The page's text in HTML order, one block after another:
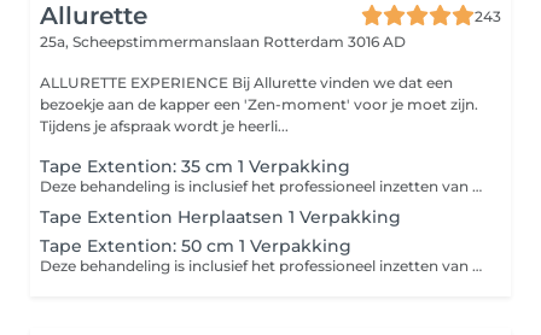
Allurette
243
25a, Scheepstimmermanslaan Rotterdam 3016 AD
ALLURETTE EXPERIENCE Bij Allurette vinden we dat een
bezoekje aan de kapper een 'Zen-moment' voor je moet zijn.
Tijdens je afspraak wordt je heerli...
Tape Extention: 35 cm 1 Verpakking
Deze behandeling is inclusief het professioneel inzetten van de BHBD tape-extensions, knippen, styling en advies. De prijs is per verpakking. Gemiddeld zijn 2 tot 4 verpakkingen nodig voor het gewenste resultaat. Tijdens de intake bepalen we samen wat jouw haar nodig heeft. Wij werken uitsluitend met BHBD, een hoogwaardig merk van natuurlijk haar. Tape-extensions worden plat tegen de hoofdhuid geplaatst en geven een natuurlijk, licht en comfortabel resultaat. Bij goed onderhoud zijn 2 tot 3 herplaatsingen mogelijk (elke 812 weken), waardoor de extensions 6 tot 9 maanden meegaan. In sommige gevallen zelfs tot 1 jaar. Deze behandeling is inclusief: - Premium BHBD tape-extensions - Vakkundig inzetten - Knippen & in model brengen - Styling na afloop - Verzorgingsadvies op maat Heb je al eerder BHBD-extensions bij Allurette laten plaatsen? Boek dan een herplaatsing (elke 812 weken). Let op: Wij zetten géén extensions van andere merken en combineren BHBD niet met ander haar. Dit om kwaliteit en resultaat te waarborgen.
Tape Extention Herplaatsen 1 Verpakking
Tape Extention: 50 cm 1 Verpakking
Deze behandeling is inclusief het professioneel inzetten van de BHBD tape-extensions, knippen, styling en advies. De prijs is per verpakking. Gemiddeld zijn 2 tot 4 verpakkingen nodig voor het gewenste resultaat. Tijdens de intake bepalen we samen wat jouw haar nodig heeft. Wij werken uitsluitend met BHBD, een hoogwaardig merk van natuurlijk haar. Tape-extensions worden plat tegen de hoofdhuid geplaatst en geven een natuurlijk, licht en comfortabel resultaat. Bij goed onderhoud zijn 2 tot 3 herplaatsingen mogelijk (elke 812 weken), waardoor de extensions 6 tot 9 maanden meegaan. In sommige gevallen zelfs tot 1 jaar. Deze behandeling is inclusief: - Premium BHBD tape-extensions - Vakkundig inzetten - Knippen & in model brengen - Styling na afloop - Verzorgingsadvies op maat Heb je al eerder BHBD-extensions bij Allurette laten plaatsen? Boek dan een herplaatsing (elke 812 weken). Let op: Wij zetten géén extensions van andere merken en combineren BHBD niet met ander haar. Dit om kwaliteit en resultaat te waarborgen.